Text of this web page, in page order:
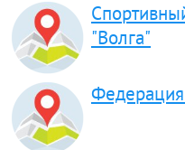
"Волга"